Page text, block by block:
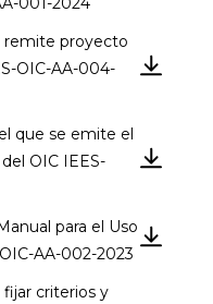
remite proyecto
OIC-AA-004-
que se emite el
OIC IEES-
para el Uso
AA-002-2023
criterios y